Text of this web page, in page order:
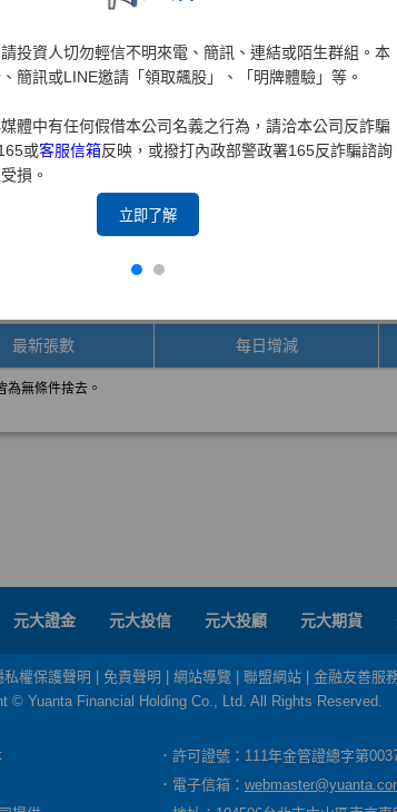
投資人切勿輕信不明來電、簡訊、連結或陌生群組。本
簡訊或LINE邀請「領取飆股」、「明牌體驗」等。
體中有任何假借本公司名義之行為，請洽本公司反詐騙
或客服信箱反映，或撥打內政部警政署165反詐騙諮詢
損。
立即了解
元大證金 元大投信 元大投顧 元大期貨
私權保護聲明 免責聲明 網站導覽 聯盟網站
金融友善服
© Yuanta Financial Holding Co., Ltd. All Rights Reserved.
．許可證號：111年金管證總字第
．電子信箱：